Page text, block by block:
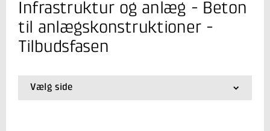
Claus Pade
Souschef
Beton
+45 72 20 21 83
Skriv til mig
Infrastruktur og anlæg - Beton
til anlægskonstruktioner -
Tilbudsfasen
Vælg side
01.Forside